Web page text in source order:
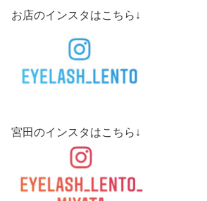
お店のインスタはこちら↓
宮田のインスタはこちら↓